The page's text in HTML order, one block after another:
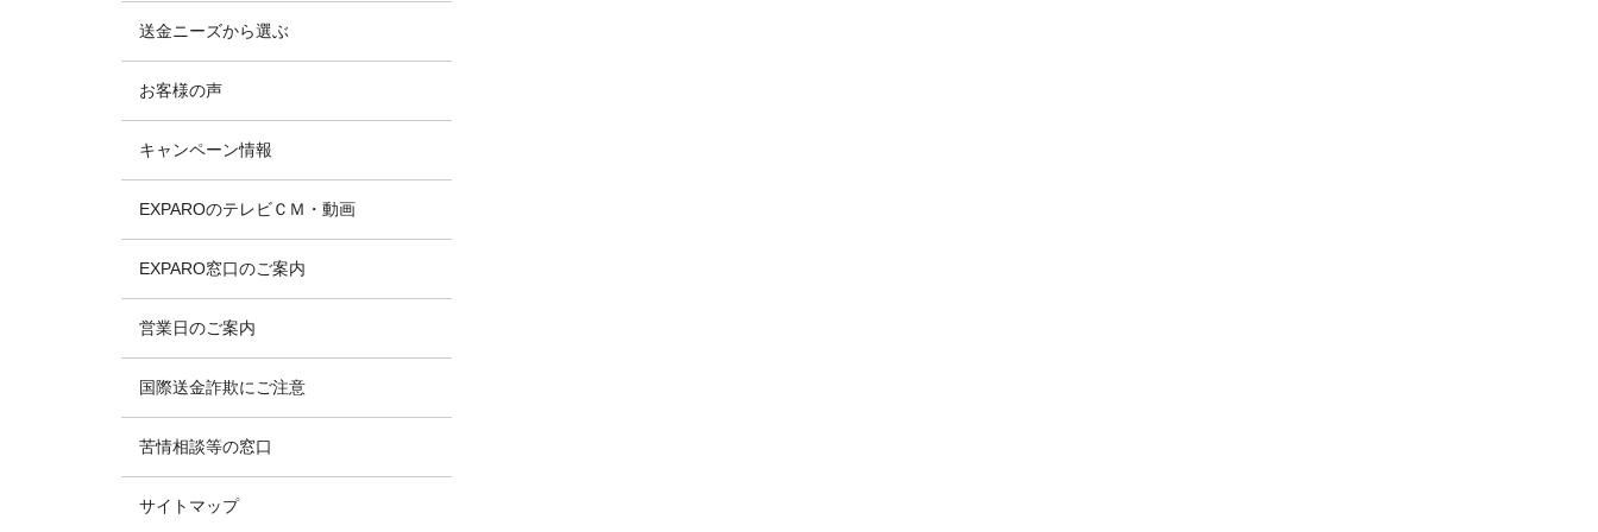
送金ニーズから選ぶ
お客様の声
キャンペーン情報
EXPAROのテレビＣＭ・動画
EXPARO窓口のご案内
営業日のご案内
国際送金詐欺にご注意
苦情相談等の窓口
サイトマップ